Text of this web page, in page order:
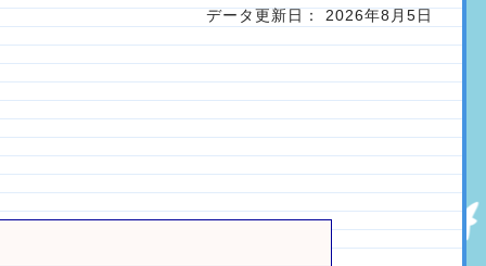
データ更新日： 2026年8月5日